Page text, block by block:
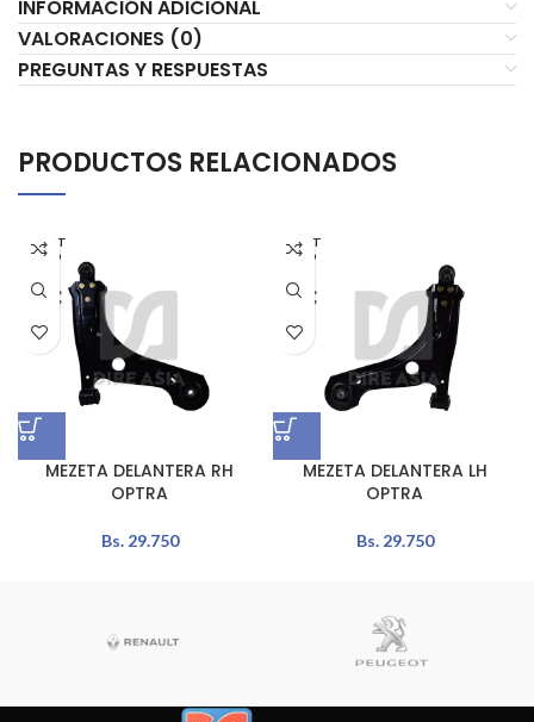
INFORMACIÓN ADICIONAL
VALORACIONES (0)
PREGUNTAS Y RESPUESTAS
PRODUCTOS RELACIONADOS
AGOT
ADO
MEZETA DELANTERA RH
OPTRA
Bs.29.750
AGOT
ADO
MEZETA DELANTERA LH
OPTRA
Bs.29.750